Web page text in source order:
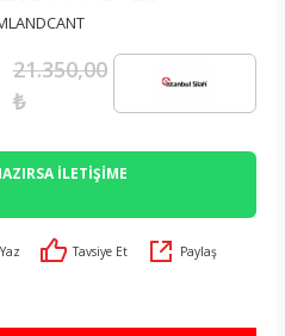
21.350,00
₺
İLETİŞİME
Tavsiye Et Paylaş